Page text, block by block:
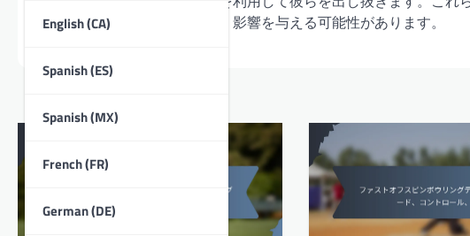
English (CA)
Spanish (ES)
Spanish (MX)
French (FR)
German (DE)
点があり、試合の結果に大きく影響を与える可能性があります。